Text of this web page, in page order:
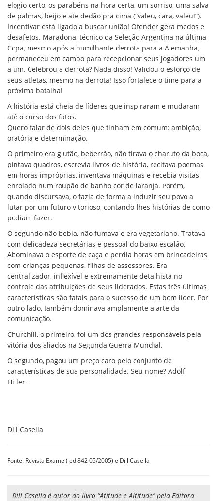
elogio certo, os parabéns na hora certa, um sorriso, uma salva
de palmas, beijo e até dedão pra cima (“valeu, cara, valeu!”).
Incentivar está ligado a buscar união! Ofender gera medos e
desafetos. Maradona, técnico da Seleção Argentina na última
Copa, mesmo após a humilhante derrota para a Alemanha,
permaneceu em campo para recepcionar seus jogadores um
a um. Celebrou a derrota? Nada disso! Validou o esforço de
seus atletas, mesmo na derrota! Isso fortalece o time para a
próxima batalha!
A história está cheia de líderes que inspiraram e mudaram
até o curso dos fatos.
Quero falar de dois deles que tinham em comum: ambição,
oratória e determinação.
O primeiro era glutão, beberrão, não tirava o charuto da boca,
pintava quadros, escrevia livros de história, recitava poemas
em horas impróprias, inventava máquinas e recebia visitas
enrolado num roupão de banho cor de laranja. Porém,
quando discursava, o fazia de forma a induzir seu povo a
lutar por um futuro vitorioso, contando-lhes histórias de como
podiam fazer.
O segundo não bebia, não fumava e era vegetariano. Tratava
com delicadeza secretárias e pessoal do baixo escalão.
Abominava o esporte de caça e perdia horas em brincadeiras
com crianças pequenas, filhas de assessores. Era
centralizador, inflexível e extremamente detalhista no
controle das atribuições de seus liderados. Estas três últimas
características são fatais para o sucesso de um bom líder. Por
outro lado, também dominava amplamente a arte da
comunicação.
Churchill, o primeiro, foi um dos grandes responsáveis pela
vitória dos aliados na Segunda Guerra Mundial.
O segundo, pagou um preço caro pelo conjunto de
características de sua personalidade. Seu nome? Adolf
Hitler...
Dill Casella
Fonte: Revista Exame ( ed 842 05/2005) e Dill Casella
Dill Casella é autor do livro “Atitude e Altitude” pela Editora